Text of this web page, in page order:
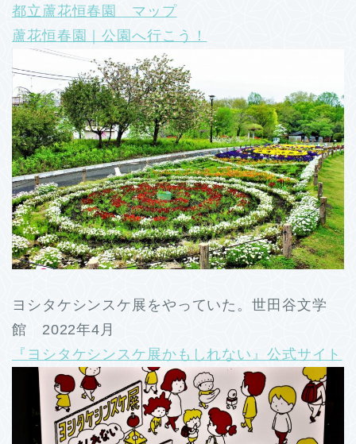
都立蘆花恒春園 マップ
蘆花恒春園｜公園へ行こう！
ヨシタケシンスケ展をやっていた。世田谷文学
館 2022年4月
『ヨシタケシンスケ展かもしれない』公式サイト